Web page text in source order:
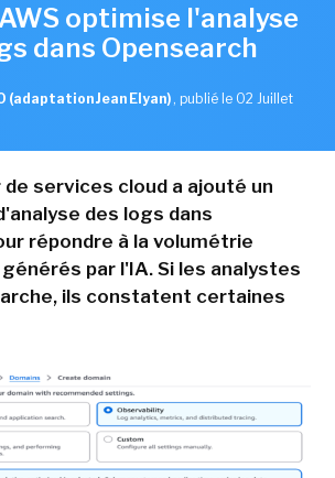
optimise l'analyse
dans Opensearch
(adaptation Jean Elyan) , publié le 02 Juillet
services cloud a ajouté un
des logs dans
répondre à la volumétrie
par l'IA. Si les analystes
ils constatent certaines